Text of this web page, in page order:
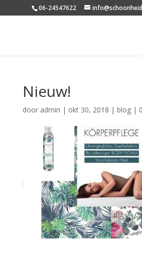
06-24547622
Nieuw!
door admin | okt 30, 2018 | blog|